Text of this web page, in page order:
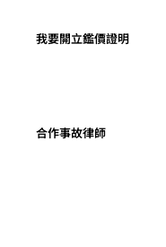
我要開立鑑價證明
合作事故律師